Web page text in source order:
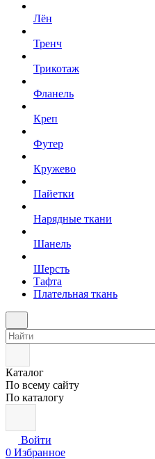
Лён
Тренч
Трикотаж
Фланель
Креп
Футер
Кружево
Пайетки
Нарядные ткани
Шанель
Шерсть
Тафта
Плательная ткань
Каталог
По всему сайту
По каталогу
Войти
0 Избранное